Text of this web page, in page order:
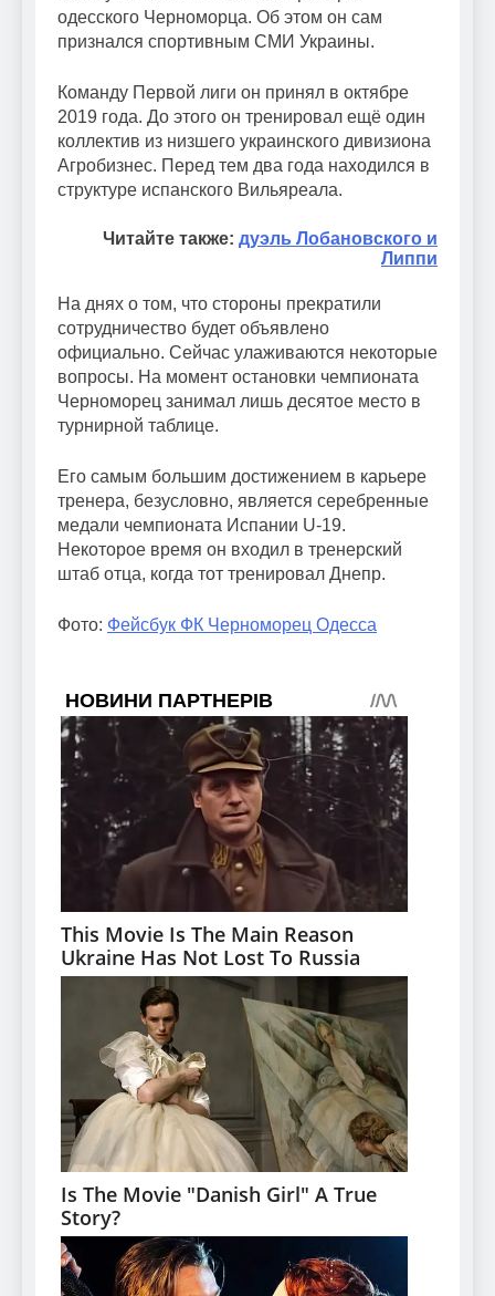
одесского Черноморца. Об этом он сам
признался спортивным СМИ Украины.
Команду Первой лиги он принял в октябре
2019 года. До этого он тренировал ещё один
коллектив из низшего украинского дивизиона
Агробизнес. Перед тем два года находился в
структуре испанского Вильяреала.
Читайте также: дуэль Лобановского и
Липпи
На днях о том, что стороны прекратили
сотрудничество будет объявлено
официально. Сейчас улаживаются некоторые
вопросы. На момент остановки чемпионата
Черноморец занимал лишь десятое место в
турнирной таблице.
Его самым большим достижением в карьере
тренера, безусловно, является серебренные
медали чемпионата Испании U-19.
Некоторое время он входил в тренерский
штаб отца, когда тот тренировал Днепр.
Фото: Фейсбук ФК Черноморец Одесса